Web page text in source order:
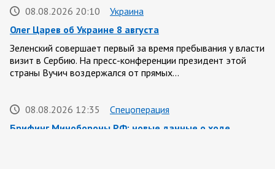
08.08.2026 20:10
Украина
Олег Царев об Украине 8 августа
Зеленский совершает первый за время пребывания у власти
визит в Сербию. На пресс-конференции президент этой
страны Вучич воздержался от прямых…
08.08.2026 12:35
Спецоперация
Брифинг Минобороны РФ: новые данные о ходе